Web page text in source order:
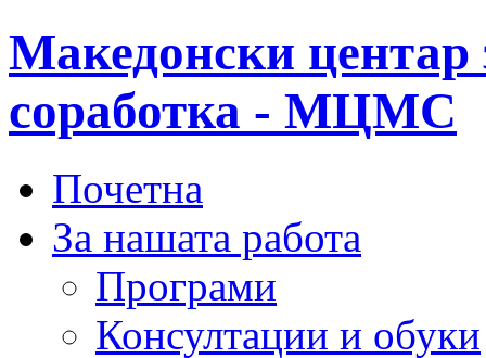
Македонски центар
соработка - МЦМС
Почетна
За нашата работа
Програми
Консултации и обуки